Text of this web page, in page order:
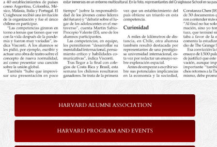
HARVARD ALUMNI ASSOCIATION
HARVARD PROGRAM AND EVENTS